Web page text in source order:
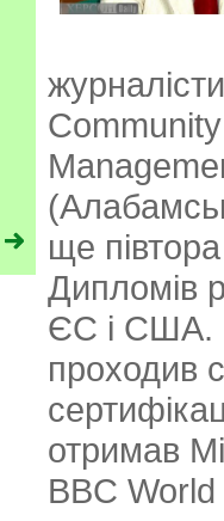
ще
Дипломів
ЄС і США. Я
проходив
отримав
BBC